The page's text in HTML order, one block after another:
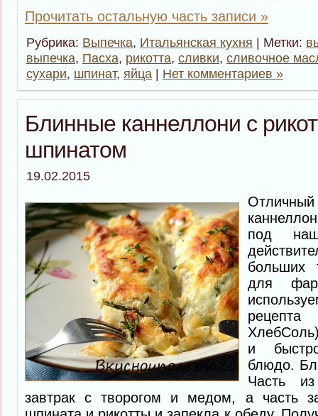
Прочитать остальную часть записи »
Рубрика: Выпечка, Итальянская кухня | Метки:
выпечка, Пасха, рикотта, сливки, сливочное
сухари, шпинат, яйца | Нет комментариев »
Блинные каннеллони с
шпинатом
19.02.2015
под
больших
для
и
блюдо.
Часть
завтрак с творогом и медом, а часть